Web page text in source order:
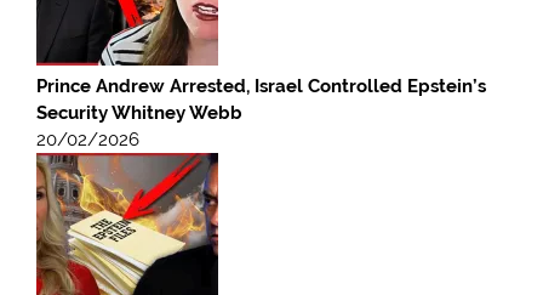
Prince Andrew Arrested, Israel Controlled Epstein’s
Security Whitney Webb
20/02/2026